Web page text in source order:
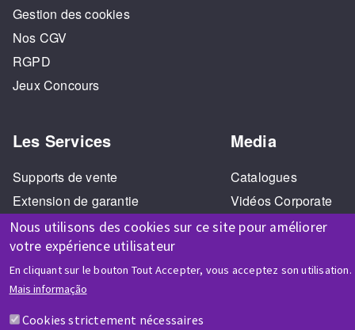
Nous utilisons des cookies sur ce site pour améliorer
votre expérience utilisateur
En cliquant sur le bouton Tout Accepter, vous acceptez son utilisation.
Mais informação
Cookies strictement nécessaires
Gestion des cookies
Nos CGV
RGPD
Jeux Concours
Les Services
Supports de vente
Extension de garantie
SAV Réparation
Formation
Media
Catalogues
Vidéos Corporate
Vidéos Tutoriels